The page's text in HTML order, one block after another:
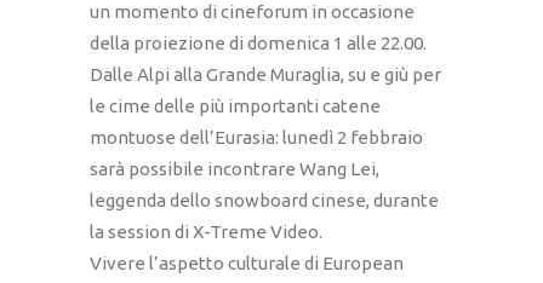
un momento di cineforum in occasione
della proiezione di domenica 1 alle 22.00.
Dalle Alpi alla Grande Muraglia, su e giù per
le cime delle più importanti catene
montuose dell’Eurasia: lunedì 2 febbraio
sarà possibile incontrare Wang Lei,
leggenda dello snowboard cinese, durante
la session di X-Treme Video.
Vivere l’aspetto culturale di European